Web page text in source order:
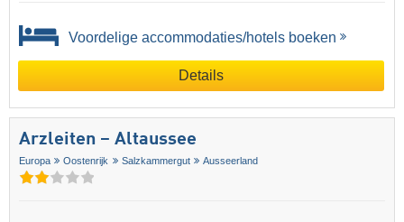
Voordelige accommodaties/hotels boeken
Details
Arzleiten – Altaussee
Europa Oostenrijk Salzkammergut Ausseerland